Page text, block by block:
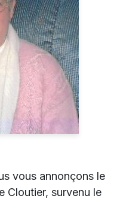
vous annonçons le
Cloutier, survenu le